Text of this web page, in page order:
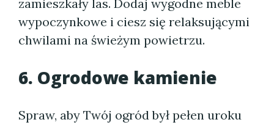
zamieszkały las. Dodaj wygodne meble
wypoczynkowe i ciesz się relaksującymi
chwilami na świeżym powietrzu.
6. Ogrodowe kamienie
Spraw, aby Twój ogród był pełen uroku